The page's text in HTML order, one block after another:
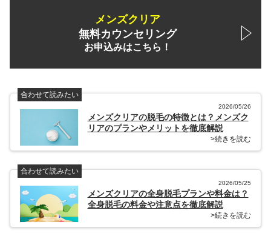
メンズクリア
無料カウンセリング
お申込みはこちら！
合わせて読みたい
2026/05/26
メンズクリアの脱毛の特徴とは？メンズク
リアのプランやメリットを徹底解説
>続きを読む
合わせて読みたい
2026/05/25
メンズクリアの全身脱毛プランや料金は？
全身脱毛の料金や注意点を徹底解説
>続きを読む